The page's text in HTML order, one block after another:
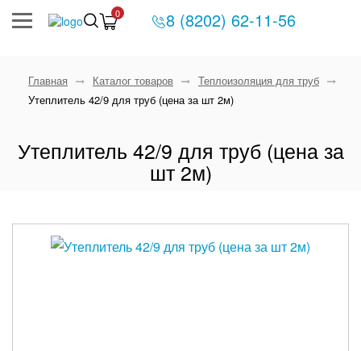
0 8 (8202) 62-11-56
Главная Каталог товаров
Теплоизоляция для труб
Утеплитель 42/9 для труб (цена за шт 2м)
Утеплитель 42/9 для труб (цена за
шт 2м)